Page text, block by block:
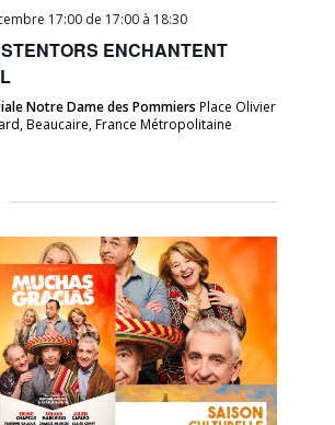
17:00 de 17:00 à 18:30
ENCHANTENT
Notre Dame des PommiersPlace Olivier
Beaucaire, France Métropolitaine